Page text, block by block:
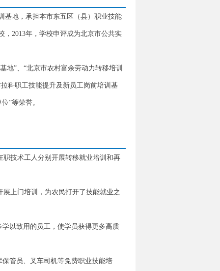
基地，承担本市东五区（县）职业技能
，2013年，学校申评成为北京市公共实
地”、“北京市农村富余劳动力转移培训
科职工技能提升及新员工岗前培训基
”等荣誉。
技术工人分别开展转移就业培训和再
上门培训，为农民打开了技能就业之
以致用的员工，使学员获得更多高质
管员、叉车司机等免费职业技能培